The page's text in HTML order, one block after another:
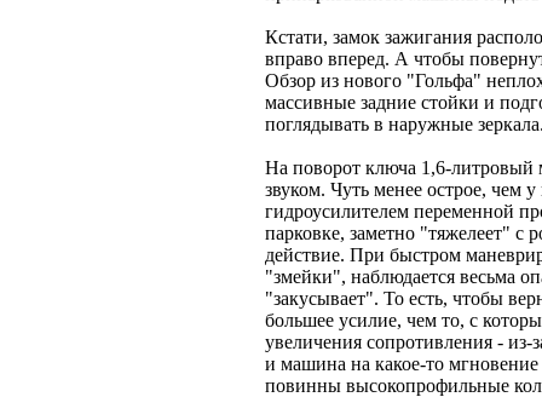
Кстати, замок зажигания
вправо вперед. А чтобы
Обзор из нового "Гольфа"
массивные задние стойки и
поглядывать в наружные
На поворот ключа 1,6-литровый
звуком. Чуть менее острое, чем
гидроусилителем переменной
парковке, заметно "тяжелеет" с
действие. При быстром
"змейки", наблюдается весьма
"закусывает". То есть, чтобы
большее усилие, чем то, с
увеличения сопротивления - из-
и машина на какое-то
повинны высокопрофильные